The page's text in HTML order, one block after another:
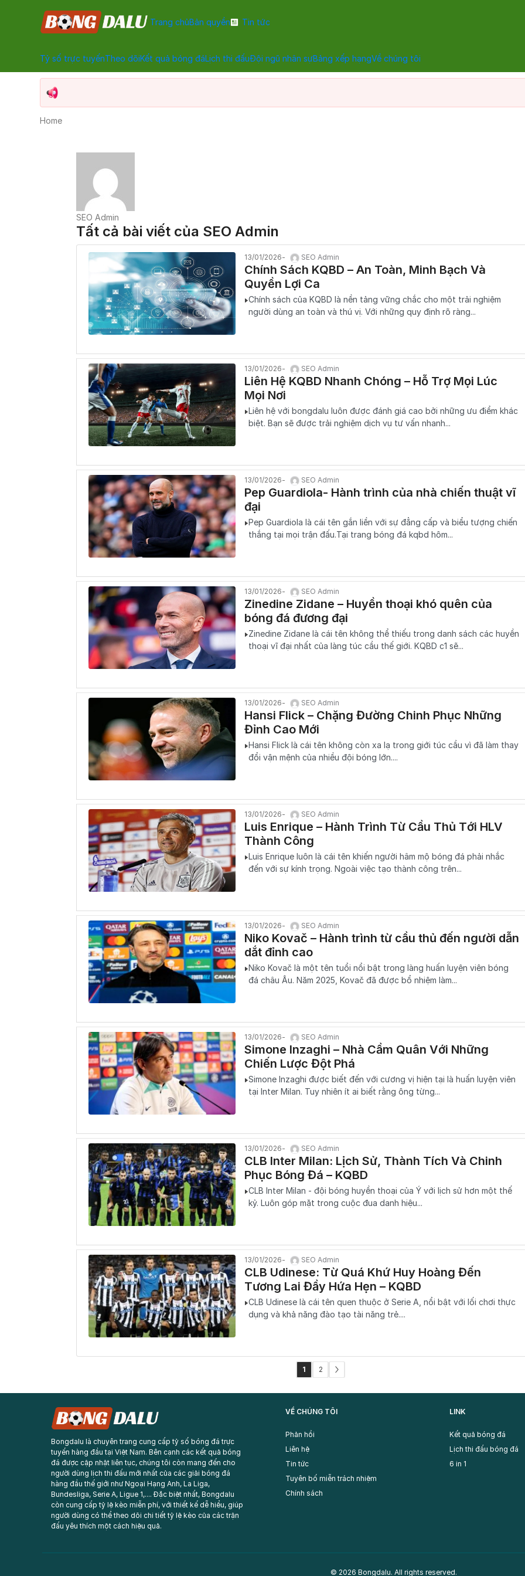
Trang chủBản quyền Tin tức
Tỷ số trực tuyếnTheo dõiKết quả bóng đáLịch thi đấuĐội ngũ nhân sựBảng xếp hạngVề chúng tôi
Home
SEO Admin
Tất cả bài viết của SEO Admin
13/01/2026 SEO Admin
Chính Sách KQBD – An Toàn, Minh Bạch Và
Quyền Lợi Ca
Chính sách của KQBD là nền tảng vững chắc cho một trải nghiệm
người dùng an toàn và thú vị. Với những quy định rõ ràng...
13/01/2026 SEO Admin
Liên Hệ KQBD Nhanh Chóng – Hỗ Trợ Mọi Lúc
Mọi Nơi
Liên hệ với bongdalu luôn được đánh giá cao bởi những ưu điểm khác
biệt. Bạn sẽ được trải nghiệm dịch vụ tư vấn nhanh...
13/01/2026 SEO Admin
Pep Guardiola- Hành trình của nhà chiến thuật vĩ
đại
Pep Guardiola là cái tên gắn liền với sự đẳng cấp và biểu tượng chiến
thắng tại mọi trận đấu.Tại trang bóng đá kqbd hôm...
13/01/2026 SEO Admin
Zinedine Zidane – Huyền thoại khó quên của
bóng đá đương đại
Zinedine Zidane là cái tên không thể thiếu trong danh sách các huyền
thoại vĩ đại nhất của làng túc cầu thế giới. KQBD c1 sẽ...
13/01/2026 SEO Admin
Hansi Flick – Chặng Đường Chinh Phục Những
Đỉnh Cao Mới
Hansi Flick là cái tên không còn xa lạ trong giới túc cầu vì đã làm thay
đổi vận mệnh của nhiều đội bóng lớn....
13/01/2026 SEO Admin
Luis Enrique – Hành Trình Từ Cầu Thủ Tới HLV
Thành Công
Luis Enrique luôn là cái tên khiến người hâm mộ bóng đá phải nhắc
đến với sự kính trọng. Ngoài việc tạo thành công trên...
13/01/2026 SEO Admin
Niko Kovač – Hành trình từ cầu thủ đến người dẫn
dắt đỉnh cao
Niko Kovač là một tên tuổi nổi bật trong làng huấn luyện viên bóng
đá châu Âu. Năm 2025, Kovač đã được bổ nhiệm làm...
13/01/2026 SEO Admin
Simone Inzaghi – Nhà Cầm Quân Với Những
Chiến Lược Đột Phá
Simone Inzaghi được biết đến với cương vị hiện tại là huấn luyện viên
tại Inter Milan. Tuy nhiên ít ai biết rằng ông từng...
13/01/2026 SEO Admin
CLB Inter Milan: Lịch Sử, Thành Tích Và Chinh
Phục Bóng Đá – KQBD
CLB Inter Milan - đội bóng huyền thoại của Ý với lịch sử hơn một thế
kỷ. Luôn góp mặt trong cuộc đua danh hiệu...
13/01/2026 SEO Admin
CLB Udinese: Từ Quá Khứ Huy Hoàng Đến
Tương Lai Đầy Hứa Hẹn – KQBD
CLB Udinese là cái tên quen thuộc ở Serie A, nổi bật với lối chơi thực
dụng và khả năng đào tạo tài năng trẻ....
1 2
Bongdalu là chuyên trang cung cấp tỷ số bóng đá trực
tuyến hàng đầu tại Việt Nam. Bên cạnh các kết quả bóng
đá được cập nhật liên tục, chúng tôi còn mang đến cho
người dùng lịch thi đấu mới nhất của các giải bóng đá
hàng đầu thế giới như Ngoại Hạng Anh, La Liga,
Bundesliga, Serie A, Ligue 1,.... Đặc biệt nhất, Bongdalu
còn cung cấp tỷ lệ kèo miễn phí, với thiết kế dễ hiểu, giúp
người dùng có thể theo dõi chi tiết tỷ lệ kèo của các trận
đấu yêu thích một cách hiệu quả.
VỀ CHÚNG TÔI
Phản hồi
Liên hệ
Tin tức
Tuyên bố miễn trách nhiệm
Chính sách
LINK
Kết quả bóng đá
Lịch thi đấu bóng đá
6 in 1
© 2026 Bongdalu. All rights reserved.